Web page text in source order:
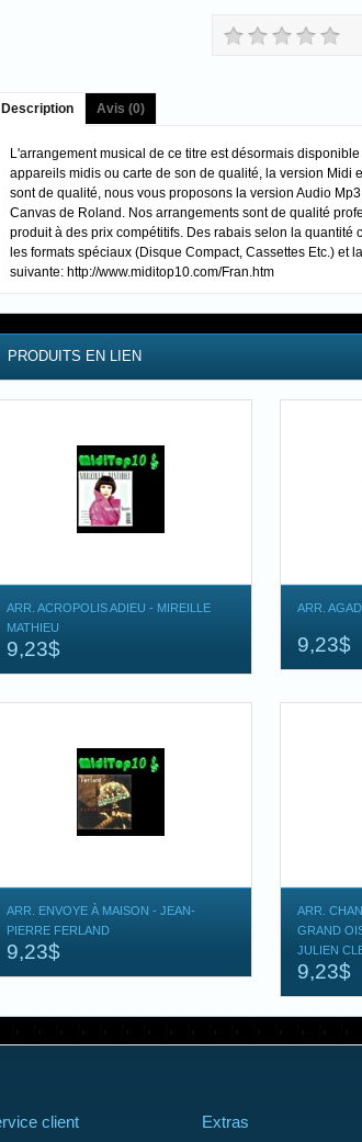
Description Avis (0)
L'arrangement musical de ce titre est désormais
appareils midis ou carte de son de qualité, la version Midi
sont de qualité, nous vous proposons la version Audio
Canvas de Roland. Nos arrangements sont de qualité
produit à des prix compétitifs. Des rabais selon la
les formats spéciaux (Disque Compact, Cassettes Etc.) et
suivante: http://www.miditop10.com/Fran.htm
PRODUITS EN LIEN
ARR. ACROPOLIS ADIEU - MIREILLE
MATHIEU
9,23$
ARR.
9,23$
ARR. ENVOYE À MAISON - JEAN-
PIERRE FERLAND
9,23$
ARR.
GRAND
JULIEN
9,23$
client Extras